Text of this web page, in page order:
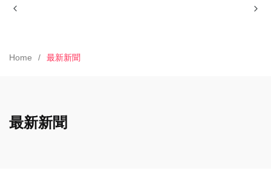
Home 最新新聞
最新新聞